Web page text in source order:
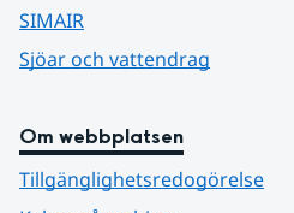
SIMAIR
Sjöar och vattendrag
Om webbplatsen
Tillgänglighetsredogörelse